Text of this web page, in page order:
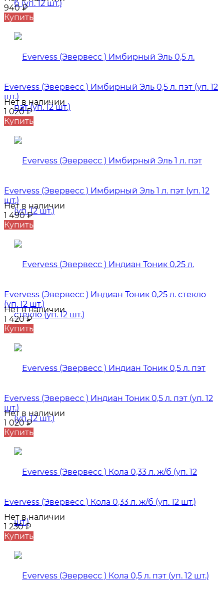
940₽
Купить
Evervess (Эвервесс ) Имбирный Эль 0,5 л. пэт (уп. 12
шт.)
Нет в наличии
1 020₽
Купить
Evervess (Эвервесс ) Имбирный Эль 1 л. пэт (уп. 12
шт.)
Нет в наличии
1 490₽
Купить
Evervess (Эвервесс ) Индиан Тоник 0,25 л. стекло
(уп. 12 шт.)
Нет в наличии
1 420₽
Купить
Evervess (Эвервесс ) Индиан Тоник 0,5 л. пэт (уп. 12
шт.)
Нет в наличии
1 020₽
Купить
Evervess (Эвервесс ) Кола 0,33 л. ж/б (уп. 12 шт.)
Нет в наличии
1 230₽
Купить